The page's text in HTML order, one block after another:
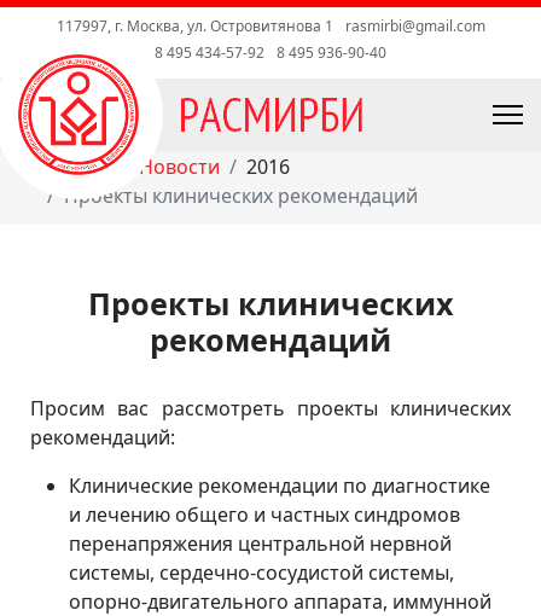
117997, г. Москва, ул. Островитянова 1
rasmirbi@gmail.com
8 495 434-57-92 8 495 936-90-40
Главная Новости
2016
Проекты клинических рекомендаций
Проекты клинических
рекомендаций
Просим вас рассмотреть проекты клинических
рекомендаций:
Клинические рекомендации по диагностике
и лечению общего и частных синдромов
перенапряжения центральной нервной
системы, сердечно-сосудистой системы,
опорно-двигательного аппарата, иммунной